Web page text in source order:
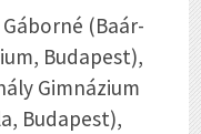
(Baár-
Budapest),
Gimnázium
Budapest),